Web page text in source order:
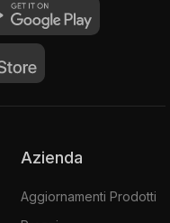
Azienda
Aggiornamenti Prodotti